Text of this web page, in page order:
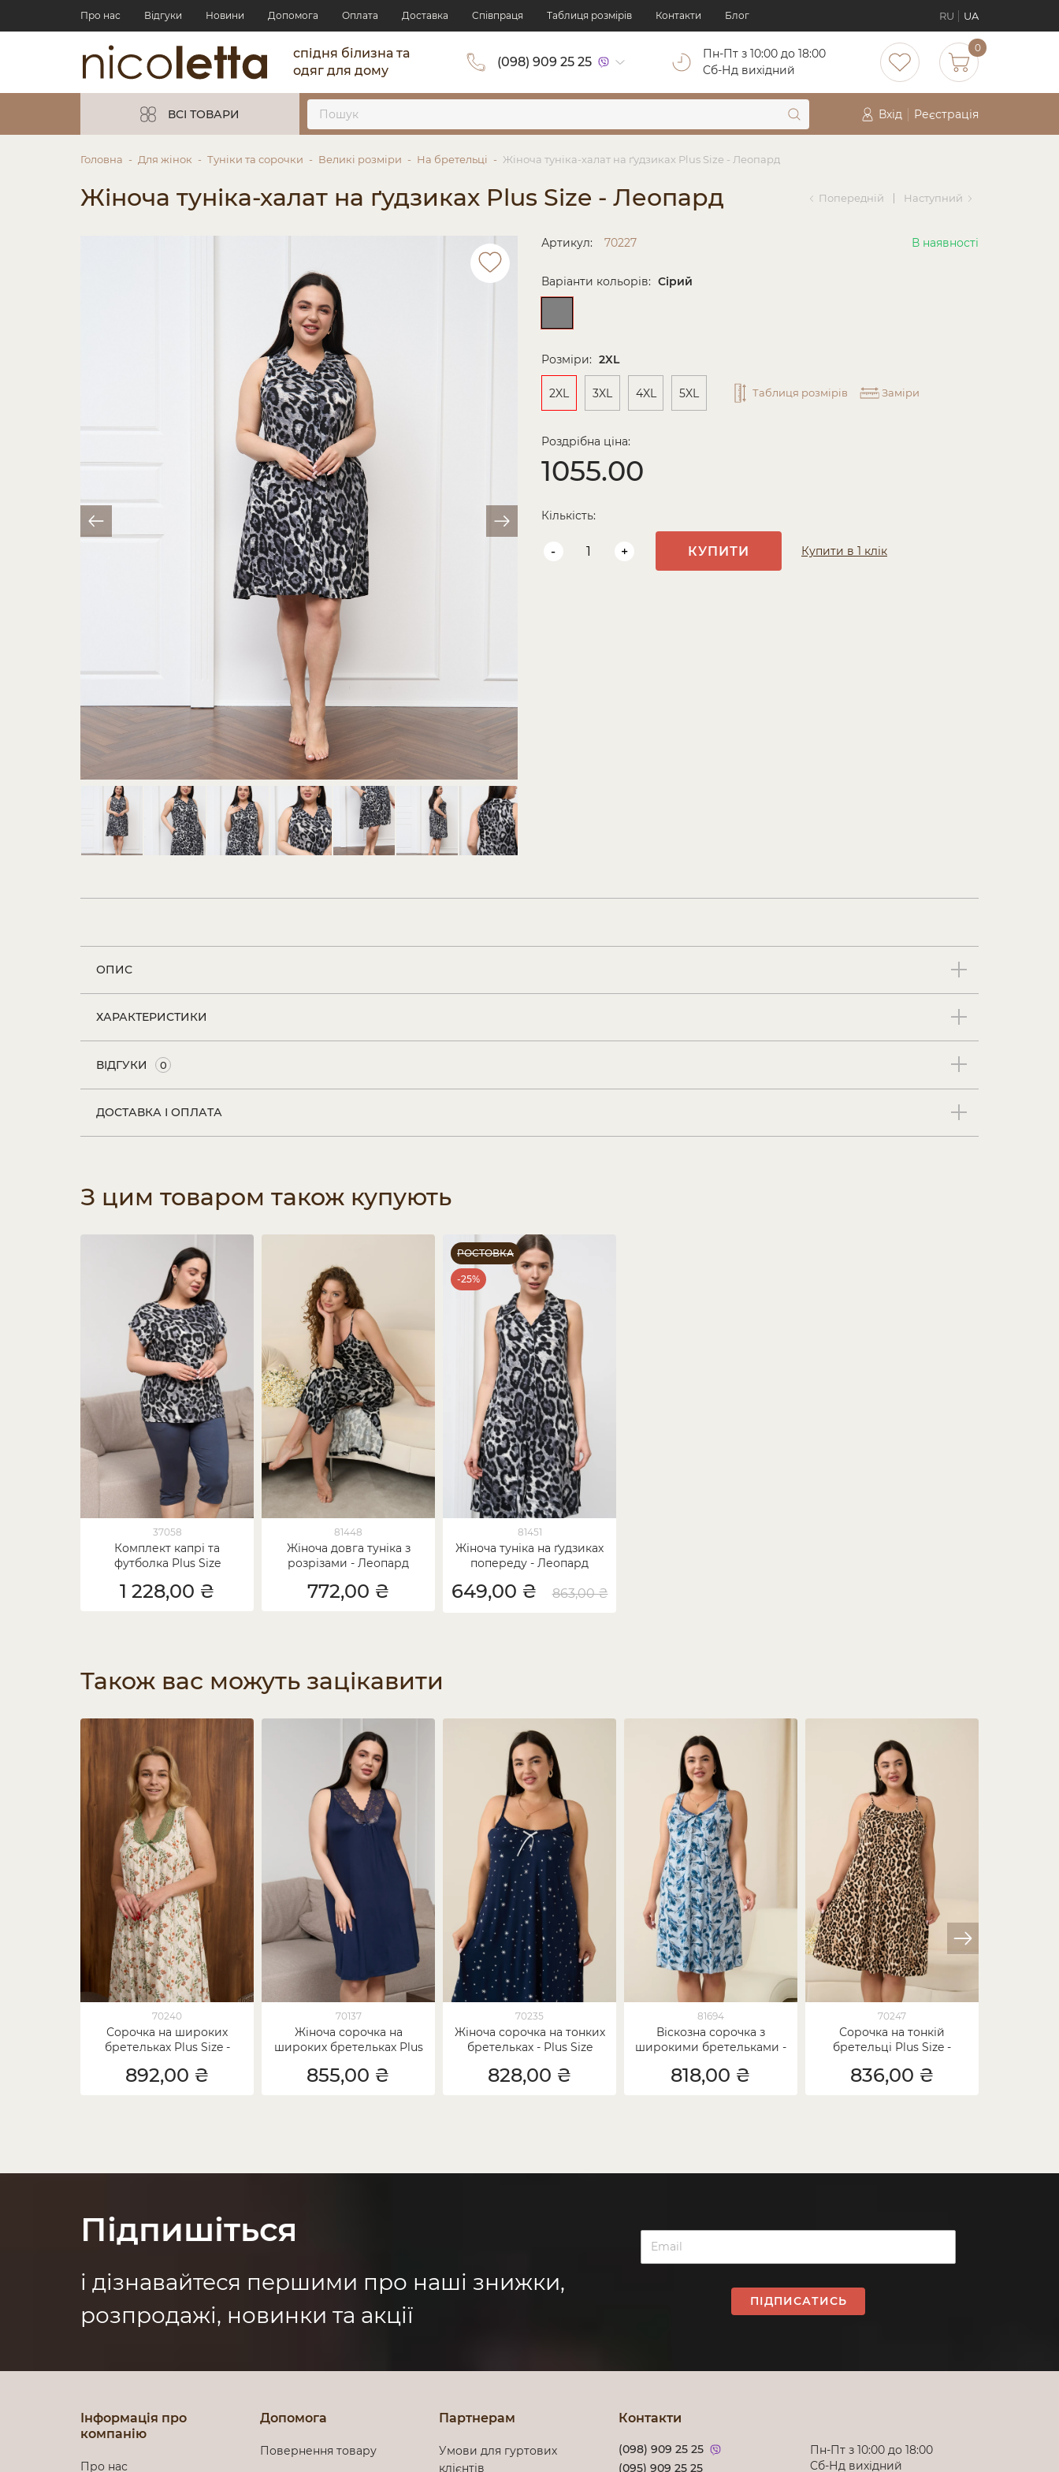
Про нас Відгуки Новини Допомога Оплата Доставка Cпівпраця Таблиця розмірів Контакти Блог RU UA
спідня білизна та
одяг для дому
(098) 909 25 25
Пн-Пт з 10:00 до 18:00
Cб-Нд вихідний
0
ВСІ ТОВАРИ Вхід Реєстрація
Головна Для жінок Туніки та сорочки Великі розміри На бретельці Жіноча туніка-халат на ґудзиках Plus Size - Леопард
Жіноча туніка-халат на ґудзиках Plus Size - Леопард Попередній Наступний
Артикул: 70227 В наявності
Варіанти кольорів: Сірий
Розміри: 2XL
2XL 3XL 4XL 5XL Таблиця розмірів Заміри
Роздрібна ціна:
1055.00
Кількість:
- + КУПИТИ Купити в 1 клік
ОПИС
ХАРАКТЕРИСТИКИ
ВІДГУКИ 0
ДОСТАВКА І ОПЛАТА
З цим товаром також купують
37058
Комплект капрі та
футболка Plus Size
1 228,00 ₴
81448
Жіноча довга туніка з
розрізами - Леопард
772,00 ₴
РОСТОВКА
-25%
81451
Жіноча туніка на ґудзиках
попереду - Леопард
649,00 ₴ 863,00 ₴
Також вас можуть зацікавити
70240
Сорочка на широких
бретельках Plus Size -
892,00 ₴
70137
Жіноча сорочка на
широких бретельках Plus
855,00 ₴
70235
Жіноча сорочка на тонких
бретельках - Plus Size
828,00 ₴
81694
Віскозна сорочка з
широкими бретельками -
818,00 ₴
70247
Сорочка на тонкій
бретельці Plus Size -
836,00 ₴
Підпишіться
і дізнавайтеся першими про наші знижки,
розпродажі, новинки та акції
ПІДПИСАТИСЬ
Інформація про
компанію
Про нас
Допомога
Повернення товару
Партнерам
Умови для гуртових
клієнтів
Контакти
(098) 909 25 25
(095) 909 25 25
Пн-Пт з 10:00 до 18:00
Cб-Нд вихідний